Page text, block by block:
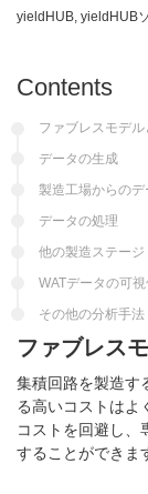
yieldHUB, yieldHUB
Contents
ファブレスモデル
データの生成
製造工場からのデ
データの処理
他の製造ステー
WATデータの可
その他の分析手法
ファブレス
集積回路を製造す
る高いコストはよ
コストを回避し、
することができま